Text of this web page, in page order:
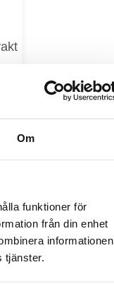
Om
funktioner för
från din enhet
informationen
tjänster.